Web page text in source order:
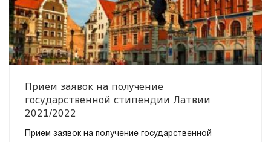
Прием заявок на получение
государственной стипендии Латвии
2021/2022
Прием заявок на получение государственной